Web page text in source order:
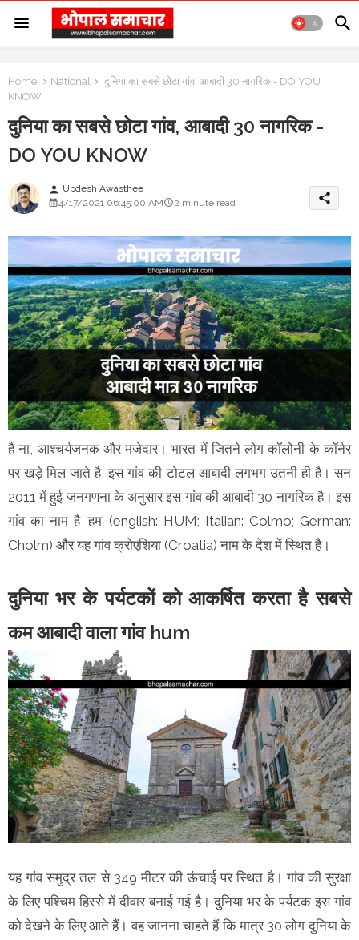
Home National
दुनिया का सबसे छोटा गांव, आबादी 30 नागरिक - DO YOU
KNOW
दुनिया का सबसे छोटा गांव, आबादी 30 नागरिक -
DO YOU KNOW
person Updesh Awasthee
4/17/2021 06:45:00 AM
2 minute read share
है ना, आश्चर्यजनक और मजेदार। भारत में जितने लोग कॉलोनी के कॉर्नर
पर खड़े मिल जाते है, इस गांव की टोटल आबादी लगभग उतनी ही है। सन
2011 में हुई जनगणना के अनुसार इस गांव की आबादी 30 नागरिक है। इस
गांव का नाम है 'हम' (english: HUM; Italian: Colmo; German:
Cholm) और यह गांव क्रोएशिया (Croatia) नाम के देश में स्थित है।
दुनिया भर के पर्यटकों को आकर्षित करता है सबसे
कम आबादी वाला गांव hum
यह गांव समुद्र तल से 349 मीटर की ऊंचाई पर स्थित है। गांव की सुरक्षा
के लिए पश्चिम हिस्से में दीवार बनाई गई है। दुनिया भर के पर्यटक इस गांव
को देखने के लिए आते हैं। वह जानना चाहते हैं कि मात्र 30 लोग दुनिया के